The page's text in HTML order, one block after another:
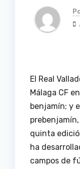
El Real
Málaga CF
benjamín; y
quinta
ha
campos de